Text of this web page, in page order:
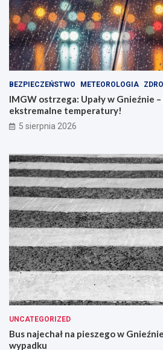
BEZPIECZEŃSTWO METEOROLOGIA
IMGW ostrzega: Upały w Gnieźnie
ekstremalne temperatury!
5 sierpnia 2026
UNCATEGORIZED
Bus najechał na pieszego w
wypadku